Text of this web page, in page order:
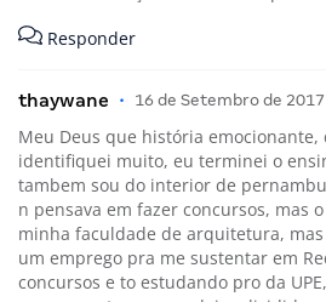
Responder
thaywane • 16 de Setembro de 2017
Meu Deus que história
identifiquei muito, eu terminei o
tambem sou do interior de
n pensava em fazer concursos, mas
minha faculdade de arquitetura,
um emprego pra me sustentar em
concursos e to estudando pro da